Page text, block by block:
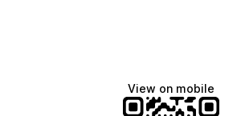
View on mobile